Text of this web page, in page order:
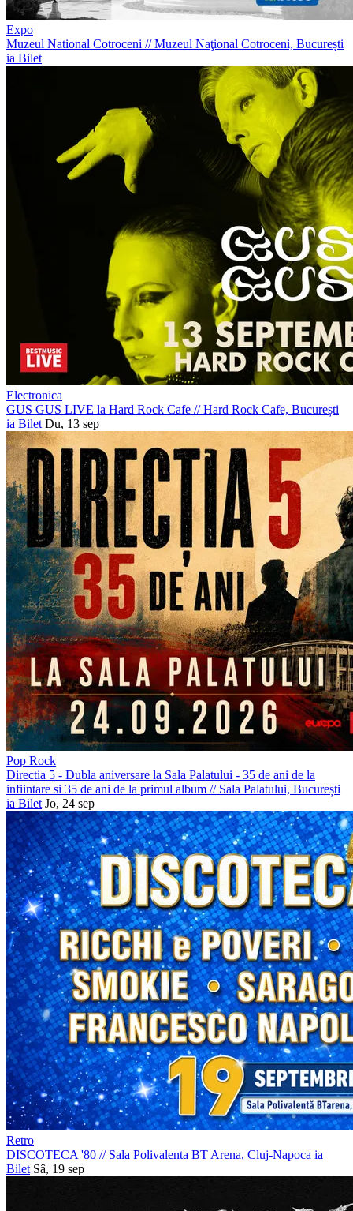
Expo
Muzeul National Cotroceni //Muzeul Naţional Cotroceni, București
ia Bilet
Electronica
GUS GUS LIVE la Hard Rock Cafe //Hard Rock Cafe, București
ia Bilet Du, 13 sep
Pop Rock
Directia 5 - Dubla aniversare la Sala Palatului - 35 de ani de la
infiintare si 35 de ani de la primul album //Sala Palatului, București
ia Bilet Jo, 24 sep
Retro
DISCOTECA '80 //Sala Polivalenta BT Arena, Cluj-Napoca ia
Bilet Sâ, 19 sep